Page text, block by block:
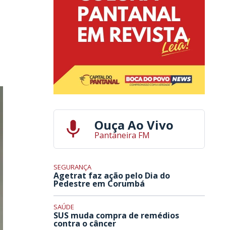
Ouça Ao Vivo
Pantaneira FM
SEGURANÇA
Agetrat faz ação pelo Dia do
Pedestre em Corumbá
SAÚDE
SUS muda compra de remédios
contra o câncer